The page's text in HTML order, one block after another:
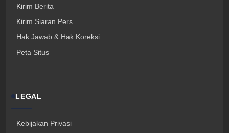
Kirim Berita
Kirim Siaran Pers
Hak Jawab & Hak Koreksi
Peta Situs
LEGAL
Kebijakan Privasi